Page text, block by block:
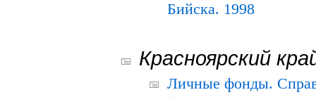
Бийска. 1998
Красноярский
Личные фонды.